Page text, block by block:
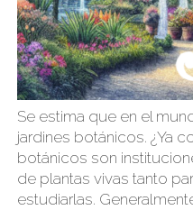
Se estima que en el
jardines botánicos. ¿Ya
botánicos son
de plantas vivas tanto
estudiarlas.